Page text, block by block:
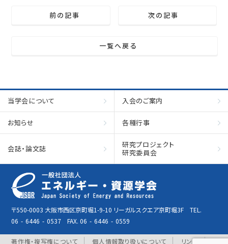
前の記事
一覧へ戻る
次の記事
当学会について 入会のご案内
お知らせ 各種行事
会誌・論文誌
研究プロジェクト
研究委員会
〒550-0003 大阪市西区京町堀1-9-10 リーガルスクエア京町堀3F TEL.
06 - 6446 - 0537 FAX. 06 - 6446 - 0559
著作権・複写権について 個人情報取り扱いについて リンク